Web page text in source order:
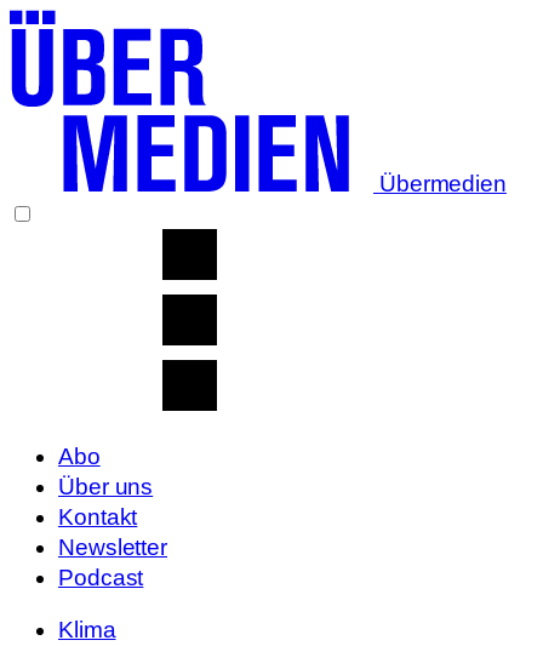
Übermedien
Abo
Über uns
Kontakt
Newsletter
Podcast
Klima